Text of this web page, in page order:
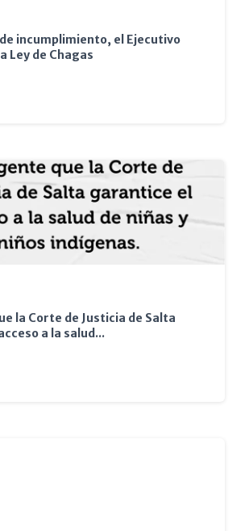
incumplimiento, el Ejecutivo
Ley de Chagas
la Corte de Justicia de Salta
a la salud...